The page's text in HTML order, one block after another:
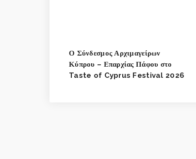
Ο Σύνδεσμος Αρχιμαγείρων
Κύπρου – Επαρχίας Πάφου στο
Taste of Cyprus Festival 2026